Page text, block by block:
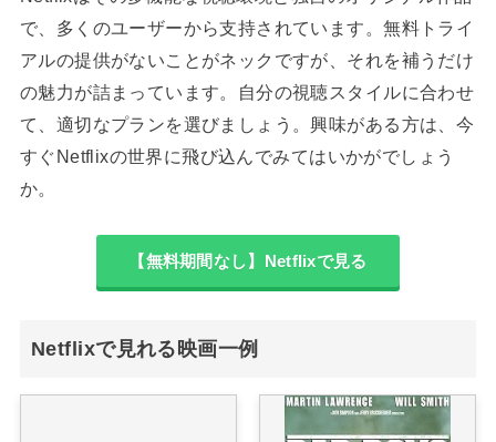
で、多くのユーザーから支持されています。無料トライ
アルの提供がないことがネックですが、それを補うだけ
の魅力が詰まっています。自分の視聴スタイルに合わせ
て、適切なプランを選びましょう。興味がある方は、今
すぐNetflixの世界に飛び込んでみてはいかがでしょう
か。
【無料期間なし】Netflixで見る
Netflixで見れる映画一例